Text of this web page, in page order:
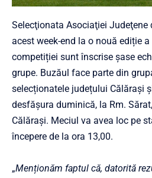
Selecţionata Asociaţiei Judeţene
acest week-end la o nouă ediție
competiției sunt înscrise șase
grupe. Buzăul face parte din
selecționatele județului Călărași
desfășura duminică, la Rm.
Călărași. Meciul va avea loc pe
începere de la ora 13,00.
„Menționăm faptul că, datorită